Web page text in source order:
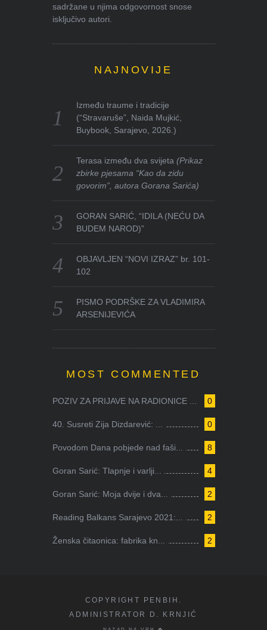
sadržane u njima odgovornost snose
isključivo autori.
NAJNOVIJE
Između traume i tradicije
(“Stravaruše”, Naida Mujkić,
Buybook, Sarajevo, 2026.)
Terasa između dva svijeta(Prikaz
zbirke pjesama “Kao da zidu
govorim”, autora Gorana Sarića)
GORAN SARIĆ, “IDILA (NEĆU DA
BUDEM NAROD)”
OBJAVLJEN “NOVI IZRAZ” br. 101-
102
PISMO PODRŠKE ZA VLADIMIRA
ARSENIJEVIĆA
MOST COMMENTED
0
POZIV ZA PRIJAVE NA RADIONICE ...
0
40. Susreti Zija Dizdarević: ...
8
Povodom Dana pobjede nad faši...
4
Goran Sarić: Tlapnje i varlji...
2
Goran Sarić: Moja dvije i dva...
2
Reading Balkans Sarajevo 2021:...
2
Ženska čitaonica: fabrika kn...
COPYRIGHT PENBIH.
ADMINISTRATOR D. KRNJIĆ